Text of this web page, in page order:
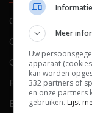
Contact
Over ons
Colofon
FAQ
Blog
Meer
Uw
apparaat
kan worden
332 partners of
en onze partners
gebruiken. Lijst